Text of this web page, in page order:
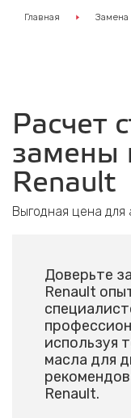
Главная Замена
Расчет
замены
Renault
Выгодная цена для
Доверьте
Renault
используя
масла для
Renault.